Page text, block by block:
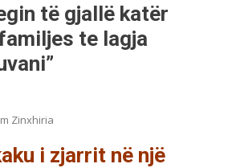
të gjallë katër
te lagja
Zinxhiria
i zjarrit në një